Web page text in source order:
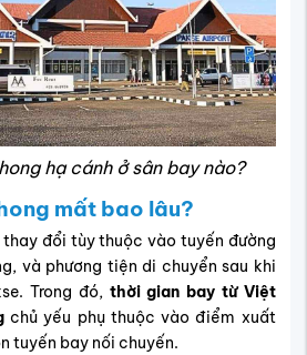
hạ cánh ở sân bay nào?
mất bao lâu?
đổi tùy thuộc vào tuyến đường
và phương tiện di chuyển sau khi
Trong đó,thời gian bay từ Việt
chủ yếu phụ thuộc vào điểm xuất
tuyến bay nối chuyến.